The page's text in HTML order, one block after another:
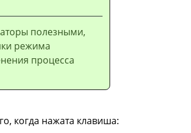
полезными,
режима
процесса
когда нажата клавиша: